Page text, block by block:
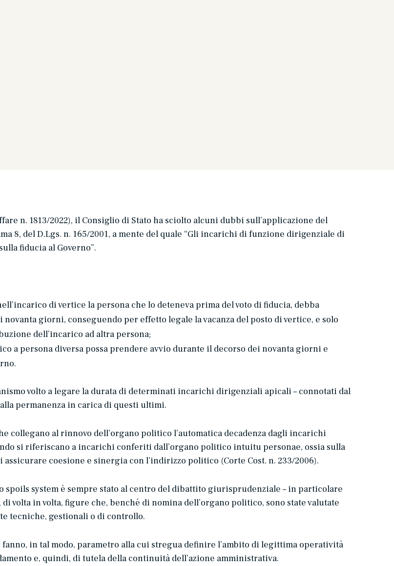
n. 1813/2022), il Consiglio di Stato ha sciolto alcuni dubbi sull’applicazione del
8, del D.Lgs. n. 165/2001, a mente del quale “Gli incarichi di funzione dirigenziale di
fiducia al Governo”.
di vertice la persona che lo deteneva prima del voto di fiducia, debba
giorni, conseguendo per effetto legale la vacanza del posto di vertice, e solo
dell’incarico ad altra persona;
a persona diversa possa prendere avvio durante il decorso dei novanta giorni e
volto a legare la durata di determinati incarichi dirigenziali apicali – connotati dal
permanenza in carica di questi ultimi.
collegano al rinnovo dell’organo politico l’automatica decadenza dagli incarichi
si riferiscano a incarichi conferiti dall’organo politico intuitu personae, ossia sulla
coesione e sinergia con l’indirizzo politico (Corte Cost. n. 233/2006).
spoils system è sempre stato al centro del dibattito giurisprudenziale – in particolare
, di volta in volta, figure che, benché di nomina dell’organo politico, sono state valutate
tecniche, gestionali o di controllo.
in tal modo, parametro alla cui stregua definire l’ambito di legittima operatività
e, quindi, di tutela della continuità dell’azione amministrativa.